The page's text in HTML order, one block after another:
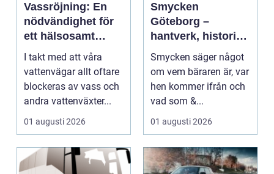
Vassröjning: En
nödvändighet för
ett hälsosamt
vattenlandskap
I takt med att våra
vattenvägar allt oftare
blockeras av vass och
andra vattenväxter...
01 augusti 2026
Smycken
Göteborg –
hantverk, historia
och personligt
uttryck
Smycken säger något
om vem bäraren är, var
hen kommer ifrån och
vad som &...
01 augusti 2026